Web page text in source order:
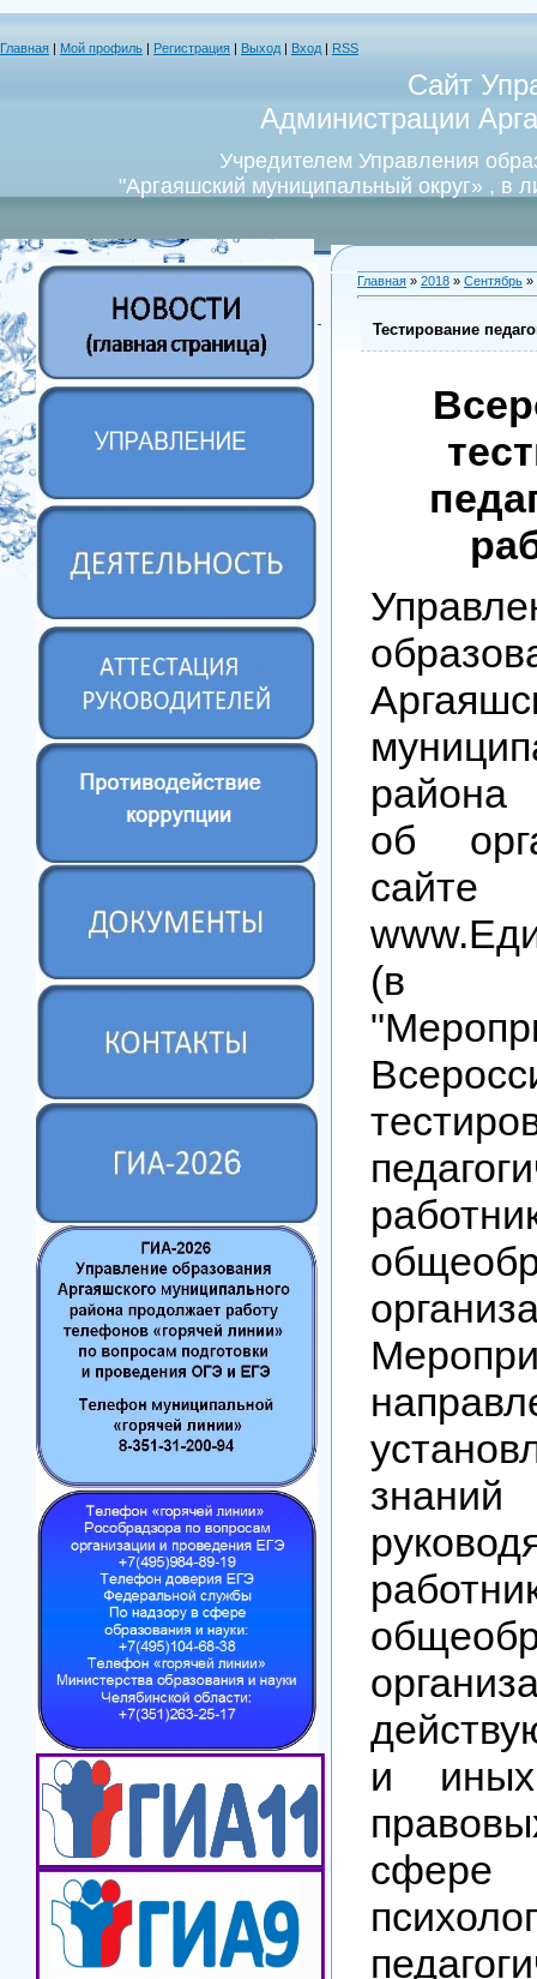
Главная Мой профиль Регистрация Выход Вход RSS
Сайт
Администрации
Учредителем Управления
"Аргаяшский муниципальный округ» , в
Главная » 2018 » Сентябрь »
Тестирование
района
об
сайте
(в
и иных
сфере